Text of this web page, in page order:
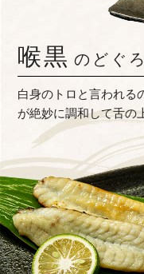
喉黒 のどぐろ
白身のトロと言われる
が絶妙に調和して舌の